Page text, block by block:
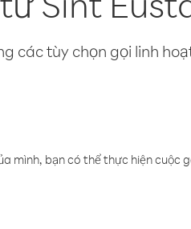
các tùy chọn gọi linh
mình, bạn có thể thực hiện cuộc